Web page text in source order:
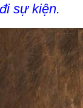
sự kiện.